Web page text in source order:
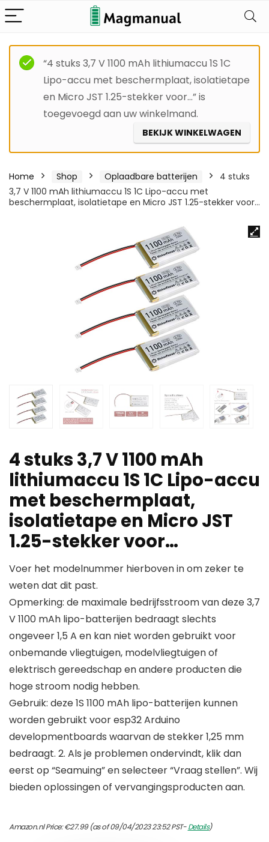
“4 stuks 3,7 V 1100 mAh lithiumaccu 1S 1C
Lipo-accu met beschermplaat, isolatietape
en Micro JST 1.25-stekker voor…” is
toegevoegd aan uw winkelmand.
BEKIJK WINKELWAGEN
Home Shop Oplaadbare batterijen
4 stuks
3,7 V 1100 mAh lithiumaccu 1S 1C Lipo-accu met
beschermplaat, isolatietape en Micro JST 1.25-stekker voor…
4 stuks 3,7 V 1100 mAh
lithiumaccu 1S 1C Lipo-accu
met beschermplaat,
isolatietape en Micro JST
1.25-stekker voor…
Voer het modelnummer hierboven in om zeker te
weten dat dit past.
Opmerking: de maximale bedrijfsstroom van deze 3,7
V 1100 mAh lipo-batterijen bedraagt slechts
ongeveer 1,5 A en kan niet worden gebruikt voor
onbemande vliegtuigen, modelvliegtuigen of
elektrisch gereedschap en andere producten die
hoge stroom nodig hebben.
Gebruik: deze 1S 1100 mAh lipo-batterijen kunnen
worden gebruikt voor esp32 Arduino
developmentboards waarvan de stekker 1,25 mm
bedraagt. 2. Als je problemen ondervindt, klik dan
eerst op “Seamuing” en selecteer “Vraag stellen”. Wij
bieden oplossingen of vervangingsproducten aan.
Amazon.nl Price:€27.99(as of 09/04/2023 23:52 PST-Details)